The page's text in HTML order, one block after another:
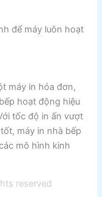
để máy luôn hoạt
máy in hóa đơn,
hoạt động hiệu
tốc độ in ấn vượt
máy in nhà bếp
mô hình kinh
reserved